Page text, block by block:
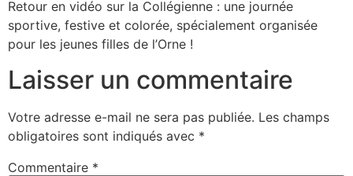
Retour en vidéo sur la Collégienne : une journée
sportive, festive et colorée, spécialement organisée
pour les jeunes filles de l’Orne !
Laisser un commentaire
Votre adresse e-mail ne sera pas publiée. Les champs
obligatoires sont indiqués avec *
Commentaire *